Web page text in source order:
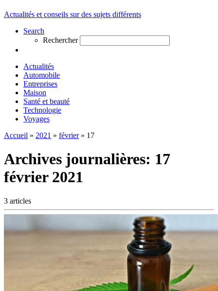
Actualités et conseils sur des sujets différents
Search
Rechercher
Actualités
Automobile
Entreprises
Maison
Santé et beauté
Technologie
Voyages
Accueil » 2021 » février » 17
Archives journalières: 17
février 2021
3 articles